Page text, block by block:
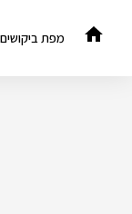
לתוכן
מפת ביקושים